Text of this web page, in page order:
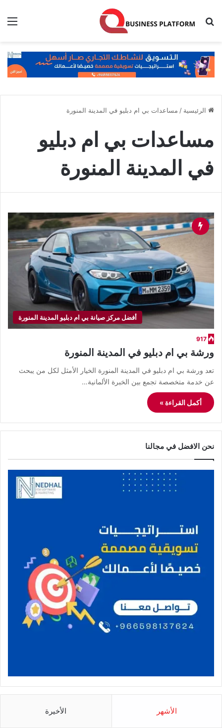
بحث عن
الرئيسية / مساعدات بي ام دبليو في المدينة المنورة
مساعدات بي ام دبليو
في المدينة المنورة
أفضل مركز صيانة بي ام دبليو المدينة المنورة
917
ورشة بي ام دبليو في المدينة المنورة
تعد ورشة بي ام دبليو في المدينة المنورة الخيار الأمثل لكل من يبحث
عن خدمة متخصصة تجمع بين الخبرة الألمانية…
أكمل القراءة »
نحن الافضل في مجالنا
الأشهر الأخيرة